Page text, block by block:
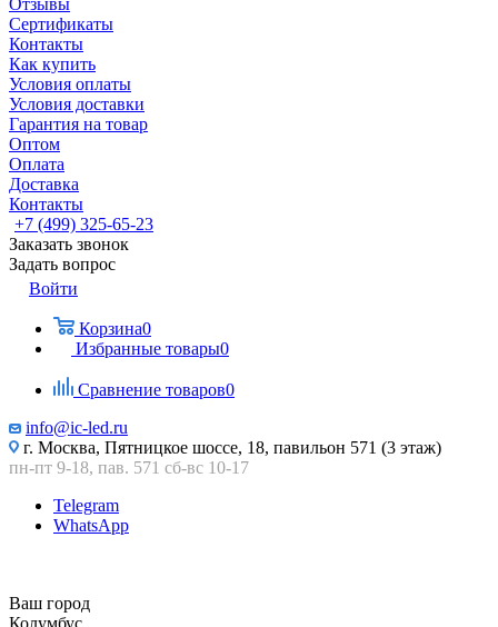
Отзывы
Сертификаты
Контакты
Как купить
Условия оплаты
Условия доставки
Гарантия на товар
Оптом
Оплата
Доставка
Контакты
+7 (499) 325-65-23
Заказать звонок
Задать вопрос
Войти
Корзина0
Избранные товары0
Сравнение товаров0
info@ic-led.ru
г. Москва, Пятницкое шоссе, 18, павильон 571 (3 этаж)
пн-пт 9-18, пав. 571 сб-вс 10-17
Telegram
WhatsApp
Ваш город
Колумбус